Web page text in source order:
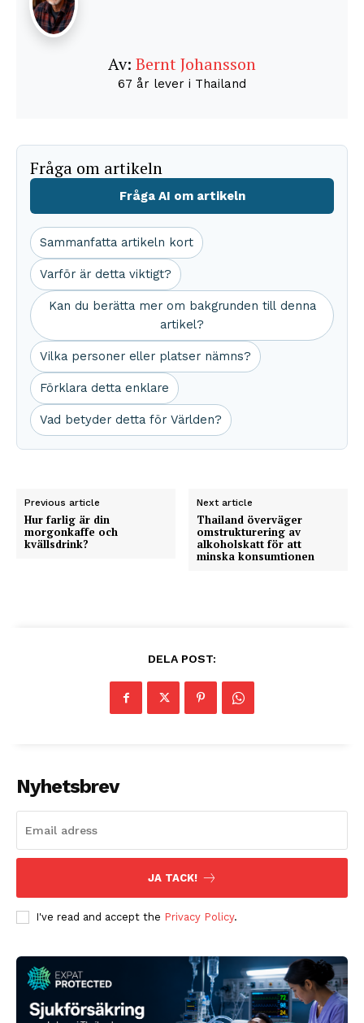
Av: Bernt Johansson
67 år lever i Thailand
Fråga om artikeln
Fråga AI om artikeln
Sammanfatta artikeln kort
Varför är detta viktigt?
Kan du berätta mer om bakgrunden till denna
artikel?
Vilka personer eller platser nämns?
Förklara detta enklare
Vad betyder detta för Världen?
Previous article
Hur farlig är din
morgonkaffe och
kvällsdrink?
Next article
Thailand överväger
omstrukturering av
alkoholskatt för att
minska konsumtionen
DELA POST:
Nyhetsbrev
JA TACK!
I've read and accept the Privacy Policy.